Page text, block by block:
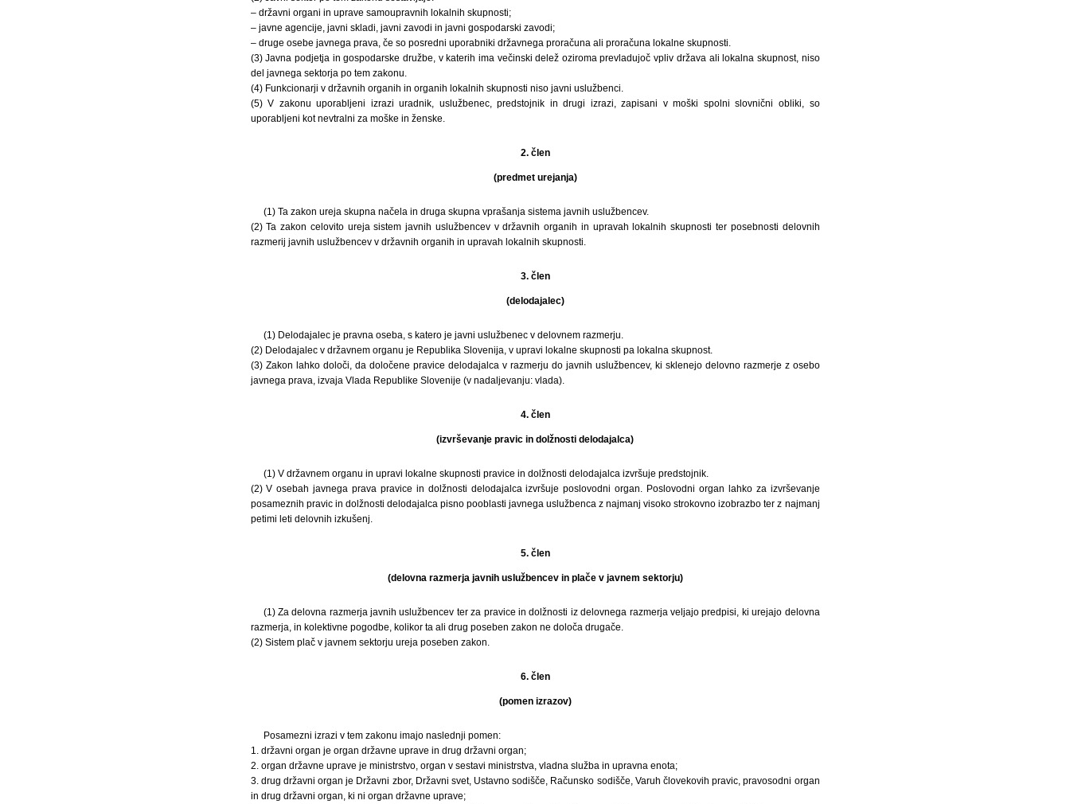
– državni organi in uprave samoupravnih lokalnih skupnosti;
– javne agencije, javni skladi, javni zavodi in javni gospodarski zavodi;
– druge osebe javnega prava, če so posredni uporabniki državnega proračuna ali proračuna lokalne skupnosti.
(3) Javna podjetja in gospodarske družbe, v katerih ima večinski delež oziroma prevladujoč vpliv država ali lokalna skupnost, niso
del javnega sektorja po tem zakonu.
(4) Funkcionarji v državnih organih in organih lokalnih skupnosti niso javni uslužbenci.
(5) V zakonu uporabljeni izrazi uradnik, uslužbenec, predstojnik in drugi izrazi, zapisani v moški spolni slovnični obliki, so
uporabljeni kot nevtralni za moške in ženske.
2. člen
(predmet urejanja)
(1) Ta zakon ureja skupna načela in druga skupna vprašanja sistema javnih uslužbencev.
(2) Ta zakon celovito ureja sistem javnih uslužbencev v državnih organih in upravah lokalnih skupnosti ter posebnosti delovnih
razmerij javnih uslužbencev v državnih organih in upravah lokalnih skupnosti.
3. člen
(delodajalec)
(1) Delodajalec je pravna oseba, s katero je javni uslužbenec v delovnem razmerju.
(2) Delodajalec v državnem organu je Republika Slovenija, v upravi lokalne skupnosti pa lokalna skupnost.
(3) Zakon lahko določi, da določene pravice delodajalca v razmerju do javnih uslužbencev, ki sklenejo delovno razmerje z osebo
javnega prava, izvaja Vlada Republike Slovenije (v nadaljevanju: vlada).
4. člen
(izvrševanje pravic in dolžnosti delodajalca)
(1) V državnem organu in upravi lokalne skupnosti pravice in dolžnosti delodajalca izvršuje predstojnik.
(2) V osebah javnega prava pravice in dolžnosti delodajalca izvršuje poslovodni organ. Poslovodni organ lahko za izvrševanje
posameznih pravic in dolžnosti delodajalca pisno pooblasti javnega uslužbenca z najmanj visoko strokovno izobrazbo ter z najmanj
petimi leti delovnih izkušenj.
5. člen
(delovna razmerja javnih uslužbencev in plače v javnem sektorju)
(1) Za delovna razmerja javnih uslužbencev ter za pravice in dolžnosti iz delovnega razmerja veljajo predpisi, ki urejajo delovna
razmerja, in kolektivne pogodbe, kolikor ta ali drug poseben zakon ne določa drugače.
(2) Sistem plač v javnem sektorju ureja poseben zakon.
6. člen
(pomen izrazov)
Posamezni izrazi v tem zakonu imajo naslednji pomen:
1. državni organ je organ državne uprave in drug državni organ;
2. organ državne uprave je ministrstvo, organ v sestavi ministrstva, vladna služba in upravna enota;
3. drug državni organ je Državni zbor, Državni svet, Ustavno sodišče, Računsko sodišče, Varuh človekovih pravic, pravosodni organ
in drug državni organ, ki ni organ državne uprave;